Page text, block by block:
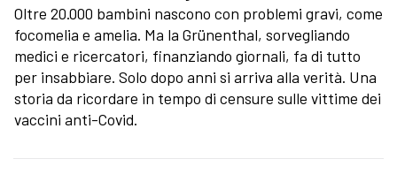
Oltre 20.000 bambini nascono con problemi gravi, come
focomelia e amelia. Ma la Grünenthal, sorvegliando
medici e ricercatori, finanziando giornali, fa di tutto
per insabbiare. Solo dopo anni si arriva alla verità. Una
storia da ricordare in tempo di censure sulle vittime dei
vaccini anti-Covid.